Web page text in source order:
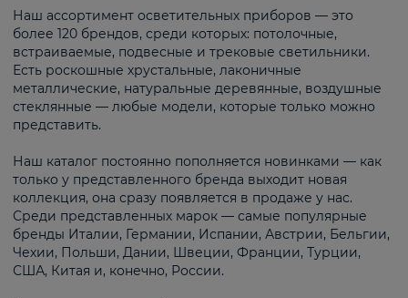
Наш ассортимент осветительных приборов — это
более 120 брендов, среди которых: потолочные,
встраиваемые, подвесные и трековые светильники.
Есть роскошные хрустальные, лаконичные
металлические, натуральные деревянные, воздушные
стеклянные — любые модели, которые только можно
представить.
Наш каталог постоянно пополняется новинками — как
только у представленного бренда выходит новая
коллекция, она сразу появляется в продаже у нас.
Среди представленных марок — самые популярные
бренды Италии, Германии, Испании, Австрии, Бельгии,
Чехии, Польши, Дании, Швеции, Франции, Турции,
США, Китая и, конечно, России.